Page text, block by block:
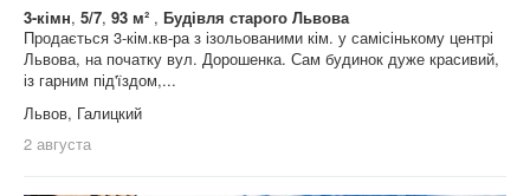
3-кімн, 5/7, 93 м² , Будівля старого Львова
Продається 3-кім.кв-ра з ізольованими кім. у самісінькому центрі
Львова, на початку вул. Дорошенка. Сам будинок дуже красивий,
із гарним під'їздом,...
Львов, Галицкий
2 августа